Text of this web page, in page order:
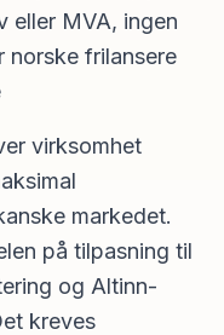
eller MVA, ingen
norske frilansere
virksomhet
markedet.
på tilpasning til
og Altinn-
kreves